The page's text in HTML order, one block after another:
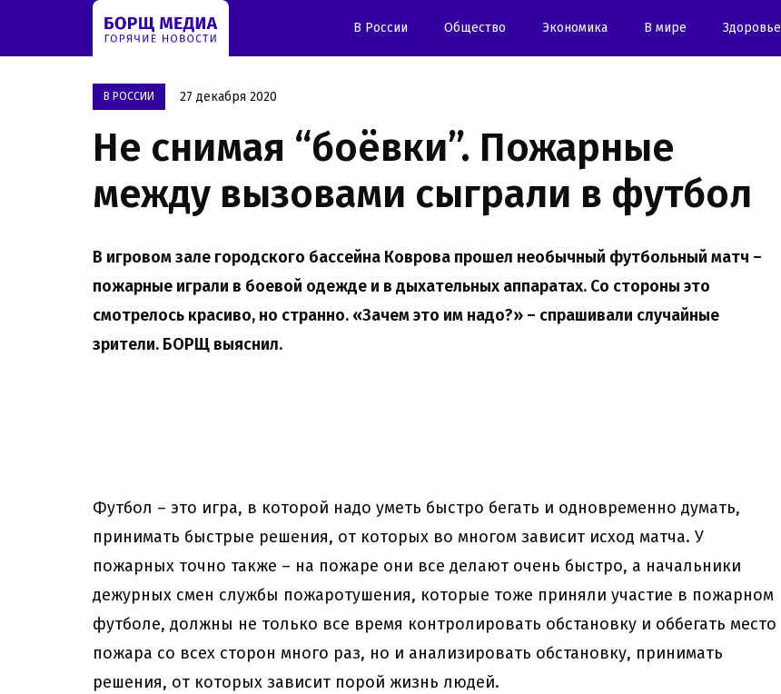
В России Oбщество Экономика В мире Здоровье
В РОССИИ 27 декабря 2020
Не снимая “боёвки”. Пожарные
между вызовами сыграли в футбол
В игровом зале городского бассейна Коврова прошел необычный футбольный матч –
пожарные играли в боевой одежде и в дыхательных аппаратах. Со стороны это
смотрелось красиво, но странно. «Зачем это им надо?» – спрашивали случайные
зрители. БОРЩ выяснил.
Футбол – это игра, в которой надо уметь быстро бегать и одновременно думать,
принимать быстрые решения, от которых во многом зависит исход матча. У
пожарных точно также – на пожаре они все делают очень быстро, а начальники
дежурных смен службы пожаротушения, которые тоже приняли участие в пожарном
футболе, должны не только все время контролировать обстановку и оббегать место
пожара со всех сторон много раз, но и анализировать обстановку, принимать
решения, от которых зависит порой жизнь людей.